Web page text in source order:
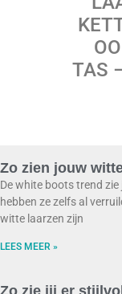
TAS
Zo zien jouw
De white boots trend
hebben ze zelfs al
witte laarzen zijn
LEES MEER »
Zo zie jij er